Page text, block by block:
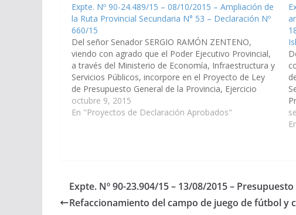
Expte. Nº 90-24.489/15 – 08/10/2015 – Ampliación de
la Ruta Provincial Secundaria N° 53 – Declaración Nº
660/15
Del señor Senador SERGIO RAMÓN ZENTENO,
viendo con agrado que el Poder Ejecutivo Provincial,
a través del Ministerio de Economía, Infraestructura y
Servicios Públicos, incorpore en el Proyecto de Ley
de Presupuesto General de la Provincia, Ejercicio
2016, las partidas necesarias para la ampliación de la
Ruta Provincial Secundaria N°…
octubre 9, 2015
En "Proyectos de Declaración Aprobados"
Expte. Nº 90-23.904/15 – 13/08/2015 – Presupuesto
Refaccionamiento del campo de juego de fútbol y